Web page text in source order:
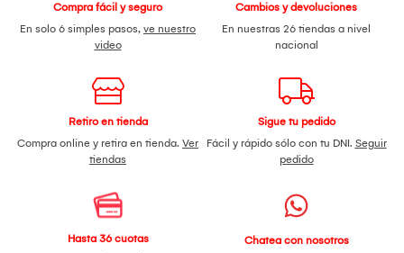
Compra fácil y seguro
En solo 6 simples pasos, ve nuestro
video
Cambios y devoluciones
En nuestras 26 tiendas a nivel
nacional
Retiro en tienda
Compra online y retira en tienda. Ver
tiendas
Sigue tu pedido
Fácil y rápido sólo con tu DNI. Seguir
pedido
Hasta 36 cuotas
Chatea con nosotros